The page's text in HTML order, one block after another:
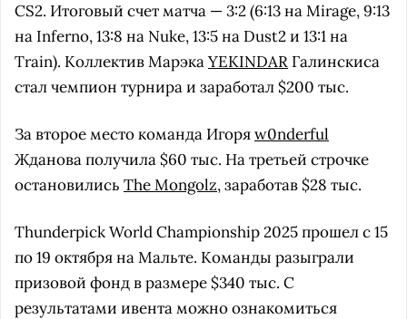
CS2. Итоговый счет матча — 3:2 (6:13 на Mirage, 9:13
на Inferno, 13:8 на Nuke, 13:5 на Dust2 и 13:1 на
Train). Коллектив МарэкаYEKINDAR Галинскиса
стал чемпион турнира и заработал $200 тыс.
За второе место команда Игоряw0nderful
Жданова получила $60 тыс. На третьей строчке
остановились The Mongolz, заработав $28 тыс.
Thunderpick World Championship 2025 прошел с 15
по 19 октября на Мальте. Команды разыграли
призовой фонд в размере $340 тыс. С
результатами ивента можно ознакомиться